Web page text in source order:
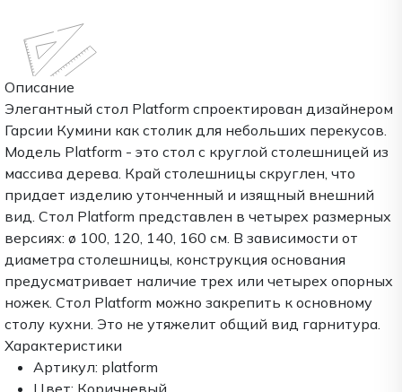
Описание
Элегантный стол Platform спроектирован дизайнером
Гарсии Кумини как столик для небольших перекусов.
Модель Platform - это стол с круглой столешницей из
массива дерева. Край столешницы скруглен, что
придает изделию утонченный и изящный внешний
вид. Стол Platform представлен в четырех размерных
версиях: ø 100, 120, 140, 160 см. В зависимости от
диаметра столешницы, конструкция основания
предусматривает наличие трех или четырех опорных
ножек. Стол Platform можно закрепить к основному
столу кухни. Это не утяжелит общий вид гарнитура.
Характеристики
Артикул: platform
Цвет: Коричневый